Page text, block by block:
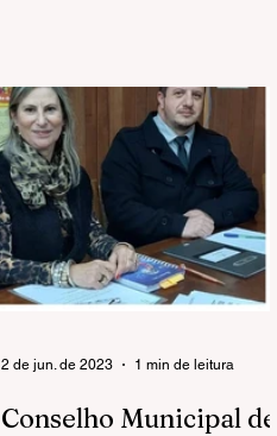
Conselho Municipal de
2 de jun. de 2023 1 min de leitura